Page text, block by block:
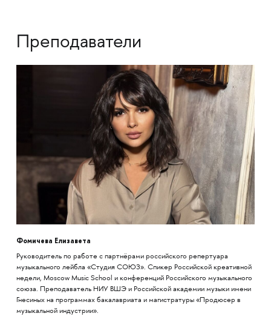
Преподаватели
Фомичева Елизавета
Руководитель по работе с партнёрами российского репертуара
музыкального лейбла «Студия СОЮЗ». Спикер Российской креативной
недели, Moscow Music School и конференций Российского музыкального
союза. Преподаватель НИУ ВШЭ и Российской академии музыки имени
Гнесиных на программах бакалавриата и магистратуры «Продюсер в
музыкальной индустрии».